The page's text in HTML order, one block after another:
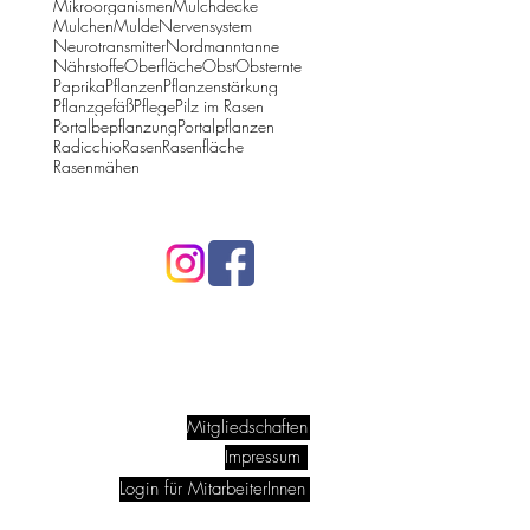
MikroorganismenMulchdecke
MulchenMuldeNervensystem
NeurotransmitterNordmanntanne
NährstoffeOberflächeObstObsternte
PaprikaPflanzenPflanzenstärkung
PflanzgefäßPflegePilz im Rasen
PortalbepflanzungPortalpflanzen
RadicchioRasenRasenfläche
Rasenmähen
Login für MitarbeiterInnen
Mitgliedschaften
Impressum